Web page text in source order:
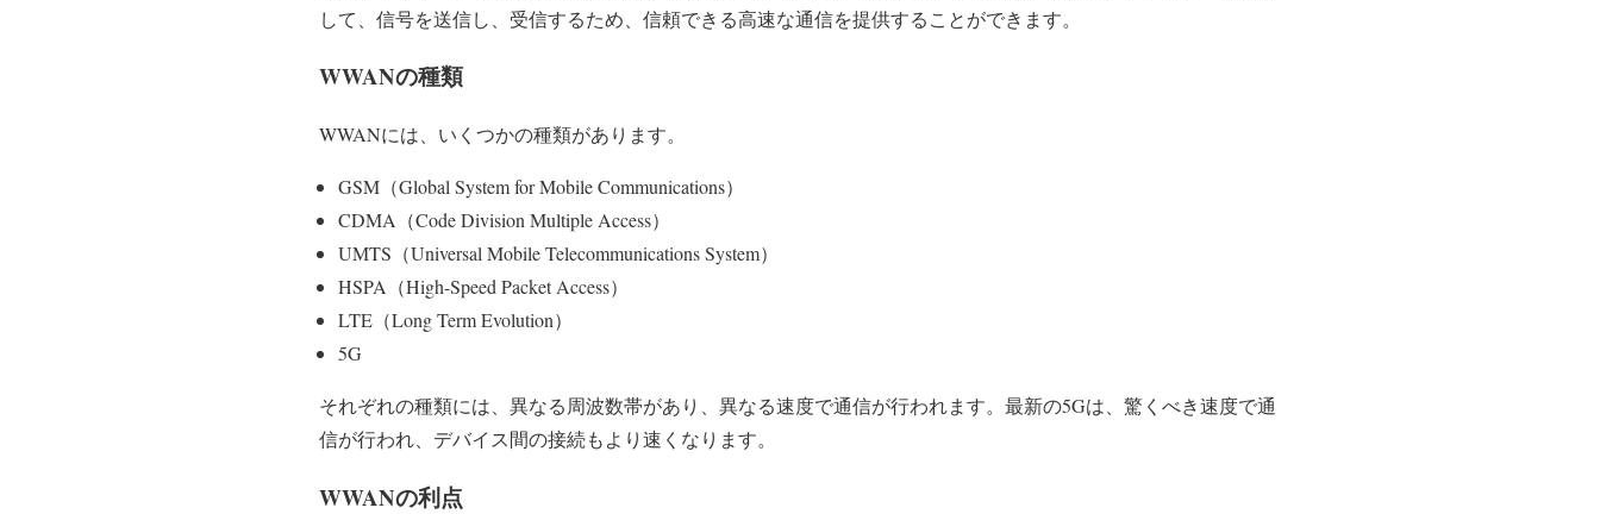
して、信号を送信し、受信するため、信頼できる高速な通信を提供することができます。
WWANの種類
WWANには、いくつかの種類があります。
GSM（Global System for Mobile Communications）
CDMA（Code Division Multiple Access）
UMTS（Universal Mobile Telecommunications System）
HSPA（High-Speed Packet Access）
LTE（Long Term Evolution）
5G
それぞれの種類には、異なる周波数帯があり、異なる速度で通信が行われます。最新の5Gは、驚くべき速度で通
信が行われ、デバイス間の接続もより速くなります。
WWANの利点